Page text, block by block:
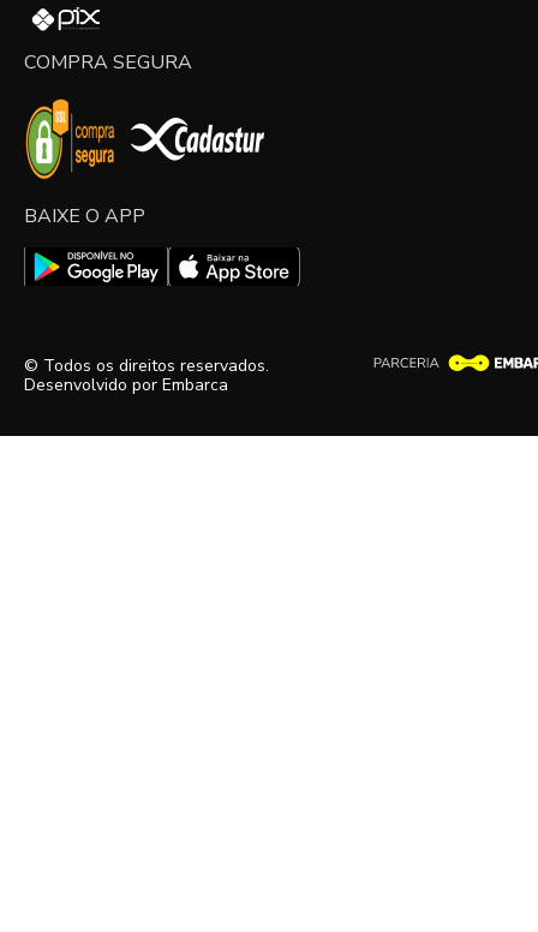
COMPRA SEGURA
BAIXE O APP
© Todos os direitos reservados.
Desenvolvido por Embarca